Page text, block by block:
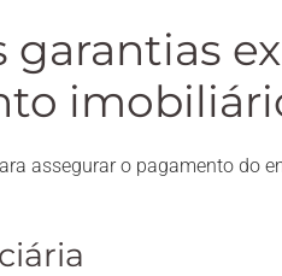
garantias
assegurar o pagamento do